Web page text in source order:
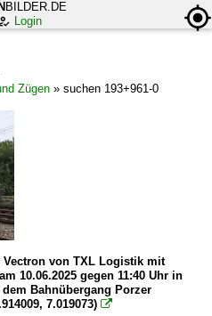
BILDER.DE
Login
Zügen » suchen 193+961-0
Vectron von TXL Logistik mit
10.06.2025 gegen 11:40 Uhr in
Bahnübergang Porzer
7.019073) 